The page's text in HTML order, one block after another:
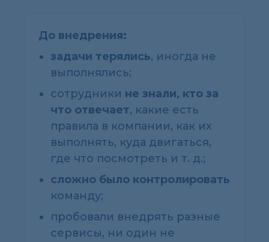
До внедрения:
задачи терялись, иногда не
выполнялись;
сотрудники не знали, кто за
что отвечает, какие есть
правила в компании, как их
выполнять, куда двигаться,
где что посмотреть и т. д.;
сложно было контролировать
команду;
пробовали внедрять разные
сервисы, ни один не